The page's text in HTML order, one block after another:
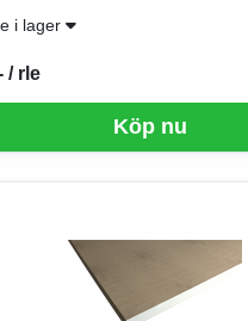
i lager
Köp nu
/ rle
RLE